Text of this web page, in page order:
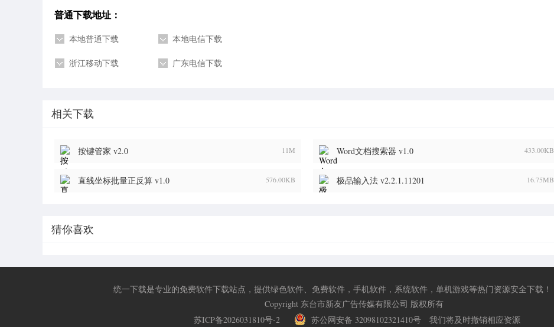
普通下载地址：
本地普通下载 本地电信下载
浙江移动下载 广东电信下载
相关下载
按键管家 v2.0 11M Word文档搜索器 v1.0 433.00KB
直线坐标批量正反算 v1.0 576.00KB 极品输入法 v2.2.1.11201 16.75MB
猜你喜欢
统一下载是专业的免费软件下载站点，提供绿色软件、免费软件，手机软件，系统软件，单机游戏等热门资源安全下载！
Copyright 东台市新友广告传媒有限公司 版权所有
苏ICP备2026031810号-2
苏公网安备 32098102321410号 我们将及时撤销相应资源